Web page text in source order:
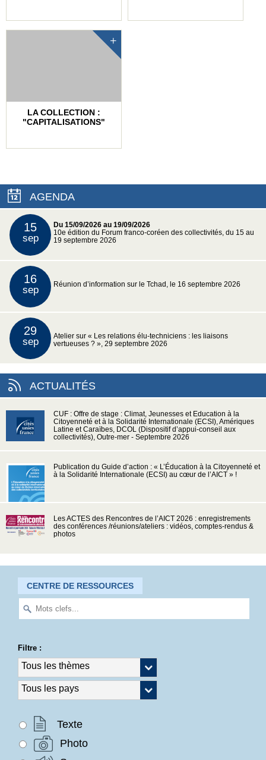
LA COLLECTION :
"CAPITALISATIONS"
AGENDA
15
sep
Du 15/09/2026 au 19/09/2026
10e édition du Forum franco-coréen des collectivités, du 15 au
19 septembre 2026
16
sep Réunion d’information sur le Tchad, le 16 septembre 2026
29
sep
Atelier sur « Les relations élu-techniciens : les liaisons
vertueuses ? », 29 septembre 2026
ACTUALITÉS
CUF : Offre de stage : Climat, Jeunesses et Education à la
Citoyenneté et à la Solidarité Internationale (ECSI), Amériques
Latine et Caraïbes, DCOL (Dispositif d’appui-conseil aux
collectivités), Outre-mer - Septembre 2026
Publication du Guide d’action : « L’Éducation à la Citoyenneté et
à la Solidarité Internationale (ECSI) au cœur de l’AICT » !
Les ACTES des Rencontres de l’AICT 2026 : enregistrements
des conférences /réunions/ateliers : vidéos, comptes-rendus &
photos
CENTRE DE RESSOURCES
Filtre :
Texte
Photo